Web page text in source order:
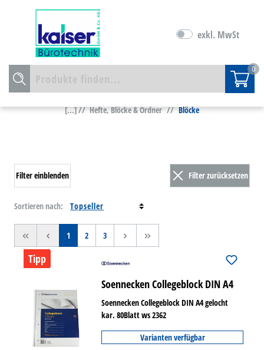
exkl. MwSt
0
[...] //Hefte, Blöcke & Ordner // Blöcke
Filter einblenden Filter zurücksetzen
Sortieren nach:
<< < 1 2 3 > >>
Tipp
Soennecken Collegeblock DIN A4
Soennecken Collegeblock DIN A4 gelocht
kar. 80Blatt ws 2362
Varianten verfügbar